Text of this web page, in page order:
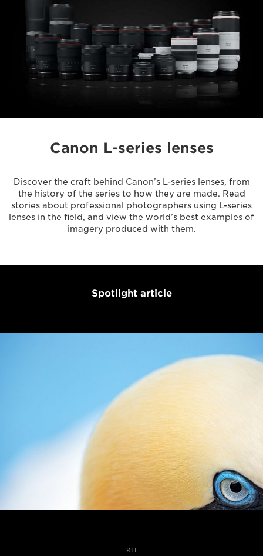
Canon L-series lenses
Discover the craft behind Canon’s L-series lenses, from
the history of the series to how they are made. Read
stories about professional photographers using L-series
lenses in the field, and view the world’s best examples of
imagery produced with them.
Spotlight article
KIT